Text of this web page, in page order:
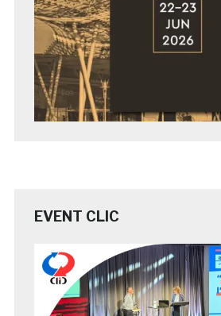
EVENT CLIC